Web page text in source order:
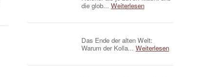
die glob... Weiterlesen
Das Ende der alten Welt:
Warum der Kolla... Weiterlesen